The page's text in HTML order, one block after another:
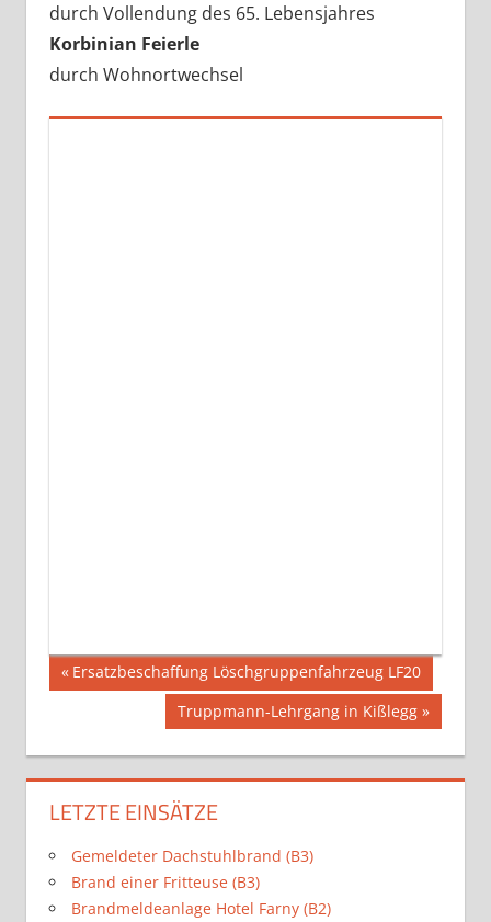
durch Vollendung des 65. Lebensjahres
Korbinian Feierle
durch Wohnortwechsel
Beitragsnavigation
Vorheriger
Beitrag:
Ersatzbeschaffung Löschgruppenfahrzeug LF20
Nächster
Beitrag:
Truppmann-Lehrgang in Kißlegg
LETZTE EINSÄTZE
Gemeldeter Dachstuhlbrand (B3)
Brand einer Fritteuse (B3)
Brandmeldeanlage Hotel Farny (B2)